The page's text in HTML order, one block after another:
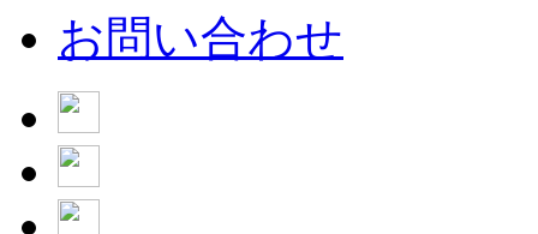
お問い合わせ